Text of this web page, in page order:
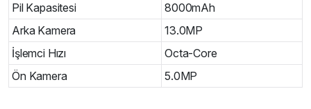
Pil Kapasitesi
8000mAh
Arka Kamera
13.0MP
İşlemci Hızı
Octa-Core
Ön Kamera
5.0MP